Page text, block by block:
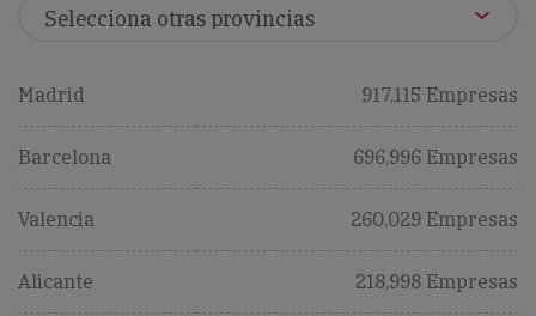
Madrid 917,115 Empresas
Barcelona 696,996 Empresas
Valencia 260,029 Empresas
Alicante 218,998 Empresas